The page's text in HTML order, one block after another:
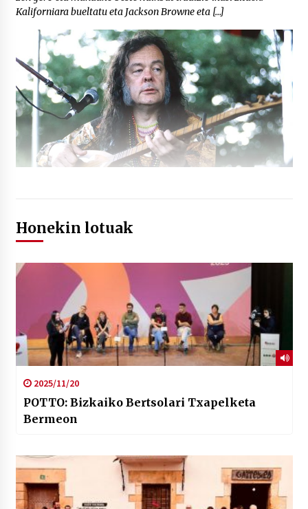
Kaliforniara bueltatu eta Jackson Browne eta […]
Honekin lotuak
2025/11/20
POTTO: Bizkaiko Bertsolari Txapelketa
Bermeon